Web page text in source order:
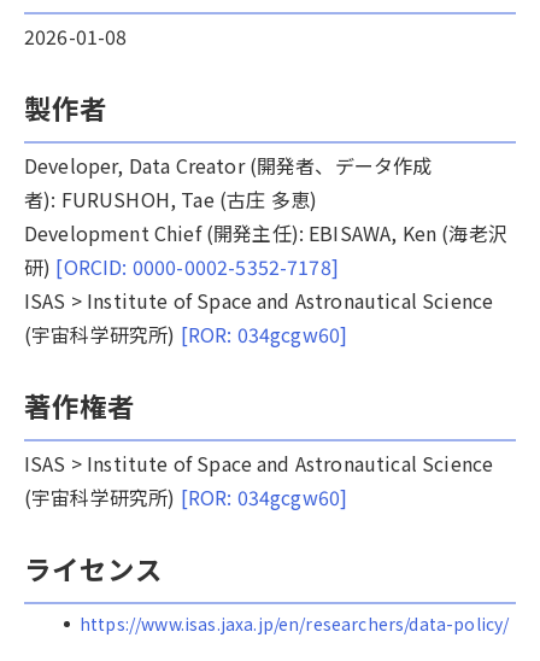
2026-01-08
製作者
Developer, Data Creator (開発者、データ作成
者): FURUSHOH, Tae (古庄 多恵)
Development Chief (開発主任): EBISAWA, Ken (海老沢
研) [ORCID: 0000-0002-5352-7178]
ISAS > Institute of Space and Astronautical Science
(宇宙科学研究所) [ROR: 034gcgw60]
著作権者
ISAS > Institute of Space and Astronautical Science
(宇宙科学研究所) [ROR: 034gcgw60]
ライセンス
https://www.isas.jaxa.jp/en/researchers/data-policy/